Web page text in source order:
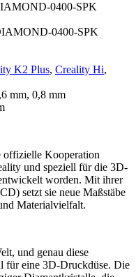
0400-SPK
0400-SPK
K2 Plus, Creality Hi,
mm, 0,8 mm
offizielle Kooperation
und speziell für die 3D-
worden. Mit ihrer
setzt sie neue Maßstäbe
Materialvielfalt.
und genau diese
für eine 3D-Druckdüse. Die